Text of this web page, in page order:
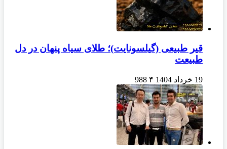
قیر طبیعی (گیلسونایت)؛ طلای سیاه پنهان در دل
طبیعت
19 خرداد 1404 ۴ 988